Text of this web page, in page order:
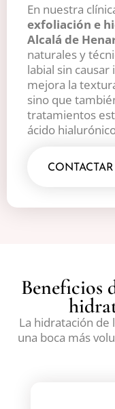
En nuestra
exfoliación e
Alcalá de
naturales y
labial sin
mejora la
sino que
tratamientos
ácido
CONTACTAR
Beneficios
La hidratación de
una boca más